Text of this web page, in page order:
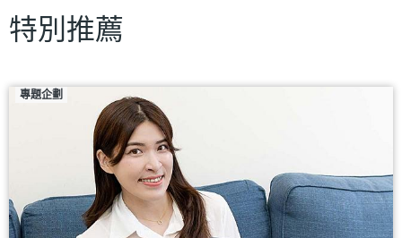
特別推薦
專題企劃